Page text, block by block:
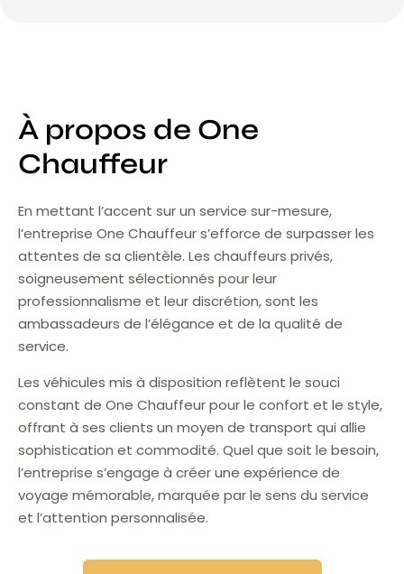
À propos de One
Chauffeur
En mettant l’accent sur un service sur-mesure,
l’entreprise One Chauffeur s’efforce de surpasser les
attentes de sa clientèle. Les chauffeurs privés,
soigneusement sélectionnés pour leur
professionnalisme et leur discrétion, sont les
ambassadeurs de l’élégance et de la qualité de
service.
Les véhicules mis à disposition reflètent le souci
constant de One Chauffeur pour le confort et le style,
offrant à ses clients un moyen de transport qui allie
sophistication et commodité. Quel que soit le besoin,
l’entreprise s’engage à créer une expérience de
voyage mémorable, marquée par le sens du service
et l’attention personnalisée.